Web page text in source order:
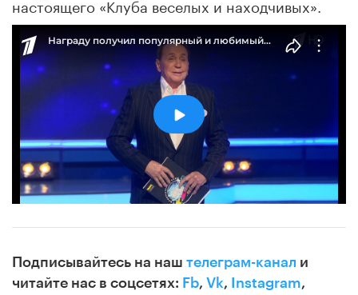
настоящего «Клуба веселых и находчивых».
Подписывайтесь на наш телеграм-канал и
читайте нас в соцсетях: Fb, Vk, Instagram,